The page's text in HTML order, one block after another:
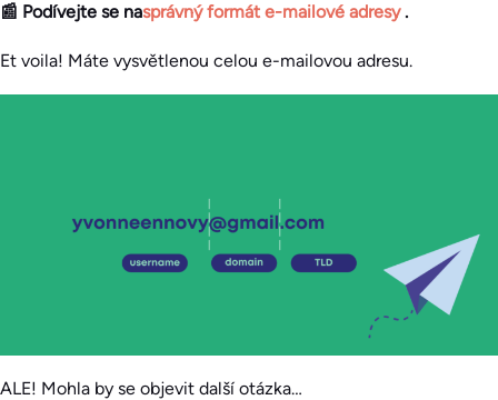
📰 Podívejte se nasprávný formát e-mailové adresy .
Et voila! Máte vysvětlenou celou e-mailovou adresu.
ALE! Mohla by se objevit další otázka…